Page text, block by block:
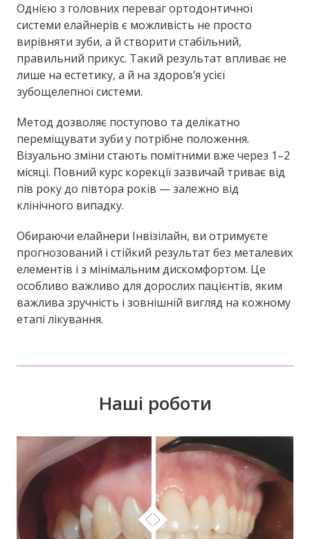
Однією з головних переваг ортодонтичної
системи елайнерів є можливість не просто
вирівняти зуби, а й створити стабільний,
правильний прикус. Такий результат впливає не
лише на естетику, а й на здоров’я усієї
зубощелепної системи.
Метод дозволяє поступово та делікатно
переміщувати зуби у потрібне положення.
Візуально зміни стають помітними вже через 1–2
місяці. Повний курс корекції зазвичай триває від
пів року до півтора років — залежно від
клінічного випадку.
Обираючи елайнери Інвізілайн, ви отримуєте
прогнозований і стійкий результат без металевих
елементів і з мінімальним дискомфортом. Це
особливо важливо для дорослих пацієнтів, яким
важлива зручність і зовнішній вигляд на кожному
етапі лікування.
Наші роботи